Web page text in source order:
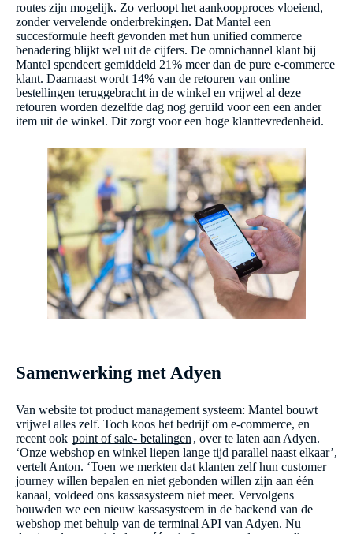
routes zijn mogelijk. Zo verloopt het aankoopproces vloeiend,
zonder vervelende onderbrekingen. Dat Mantel een
succesformule heeft gevonden met hun unified commerce
benadering blijkt wel uit de cijfers. De omnichannel klant bij
Mantel spendeert gemiddeld 21% meer dan de pure e-commerce
klant. Daarnaast wordt 14% van de retouren van online
bestellingen teruggebracht in de winkel en vrijwel al deze
retouren worden dezelfde dag nog geruild voor een een ander
item uit de winkel. Dit zorgt voor een hoge klanttevredenheid.
Samenwerking met Adyen
Van website tot product management systeem: Mantel bouwt
vrijwel alles zelf. Toch koos het bedrijf om e-commerce, en
recent ook point of sale- betalingen, over te laten aan Adyen.
‘Onze webshop en winkel liepen lange tijd parallel naast elkaar’,
vertelt Anton. ‘Toen we merkten dat klanten zelf hun customer
journey willen bepalen en niet gebonden willen zijn aan één
kanaal, voldeed ons kassasysteem niet meer. Vervolgens
bouwden we een nieuw kassasysteem in de backend van de
webshop met behulp van de terminal API van Adyen. Nu